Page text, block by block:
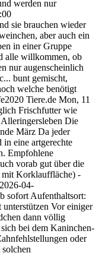
werden nur
sie brauchen wieder
aber auch ein
in einer Gruppe
alle willkommen, ob
nur augenscheinlich
bunt gemischt,
welche benötigt
Tiere.de Mon, 11
Frischfutter wie
Die
März Da jeder
eine artgerechte
Empfohlene
vorab gut über die
mit Korklauffläche) -
2026-04-
sofort Aufenthaltsort:
Vor einiger
dann völlig
bei dem Kaninchen-
oder